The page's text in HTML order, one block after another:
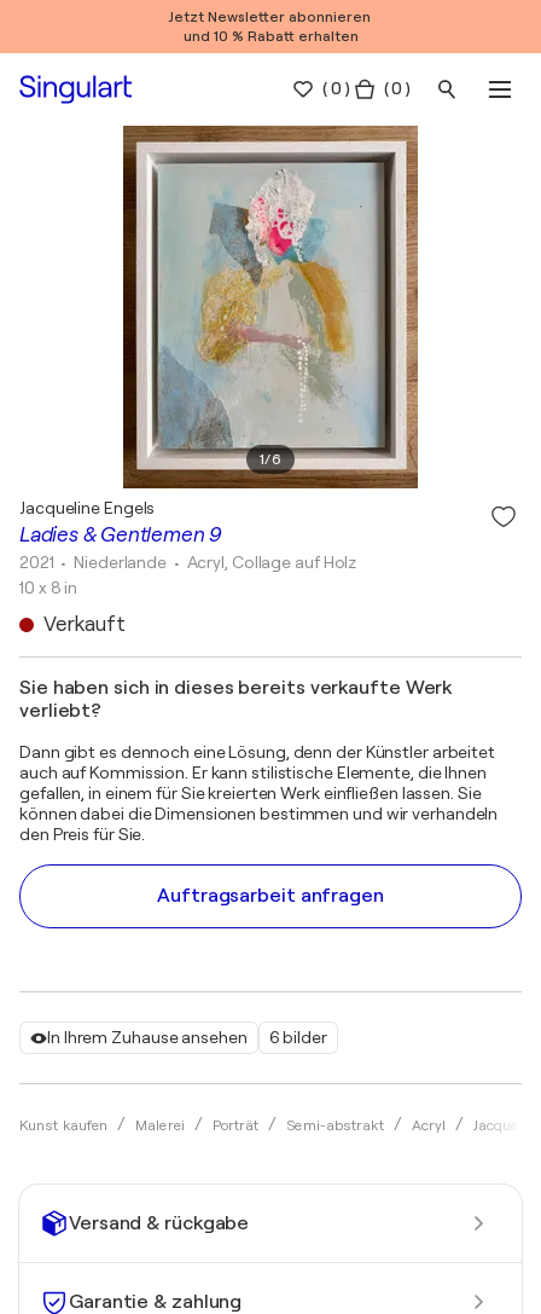
Jetzt Newsletter abonnieren
und 10 % Rabatt erhalten
(0 ) ( 0 )
1/6
In Ihrem Zuhause ansehen 6 bilder
Kunst kaufen Malerei Porträt Semi-abstrakt Acryl
Ladies & Gentlemen 9
Jacqueline Engels
2021 • Niederlande • Acryl, Collage auf Holz
10 x 8 in
Verkauft
Sie haben sich in dieses bereits verkaufte Werk
verliebt?
Dann gibt es dennoch eine Lösung, denn der Künstler arbeitet
auch auf Kommission. Er kann stilistische Elemente, die Ihnen
gefallen, in einem für Sie kreierten Werk einfließen lassen. Sie
können dabei die Dimensionen bestimmen und wir verhandeln
den Preis für Sie.
Auftragsarbeit anfragen
Versand & rückgabe
Garantie & zahlung